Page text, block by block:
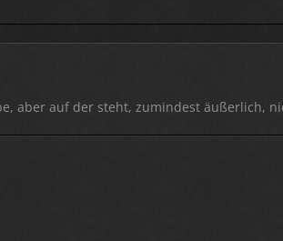
aber auf der steht, zumindest äußerlich,